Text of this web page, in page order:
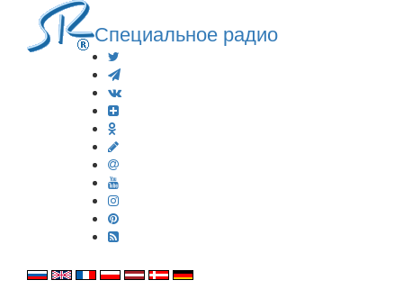
Специальное радио